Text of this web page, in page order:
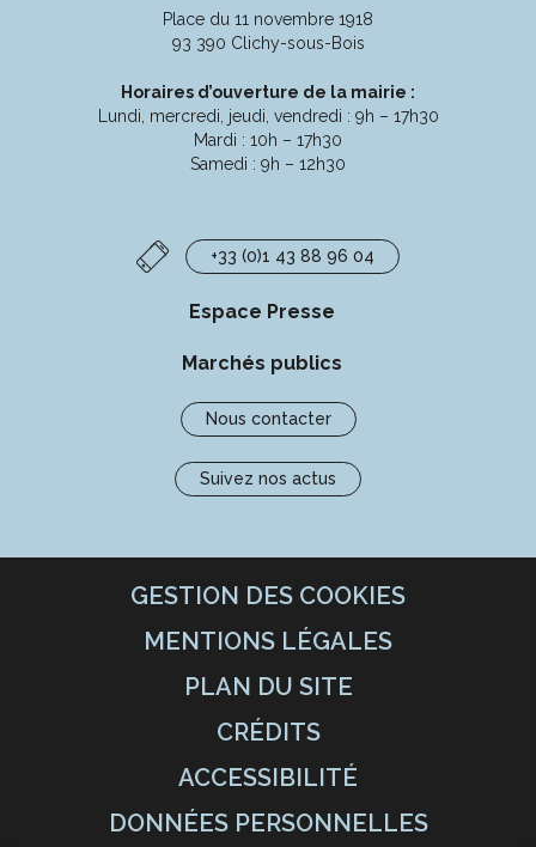
compte
Facebook
compte
Instagram
compte
Linkedin
chaîne
Youtube
Place du 11 novembre 1918
93 390 Clichy-sous-Bois
Horaires d’ouverture de la mairie :
Lundi, mercredi, jeudi, vendredi : 9h – 17h30
Mardi : 10h – 17h30
Samedi : 9h – 12h30
+33 (0)1 43 88 96 04
Espace Presse
Marchés publics
Nous contacter
Suivez nos actus
GESTION DES COOKIES
MENTIONS LÉGALES
PLAN DU SITE
CRÉDITS
ACCESSIBILITÉ
DONNÉES PERSONNELLES